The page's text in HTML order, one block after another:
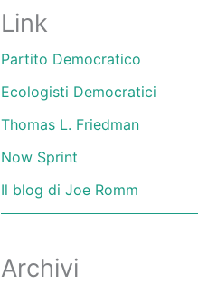
Link
Partito Democratico
Ecologisti Democratici
Thomas L. Friedman
Now Sprint
Il blog di Joe Romm
Archivi